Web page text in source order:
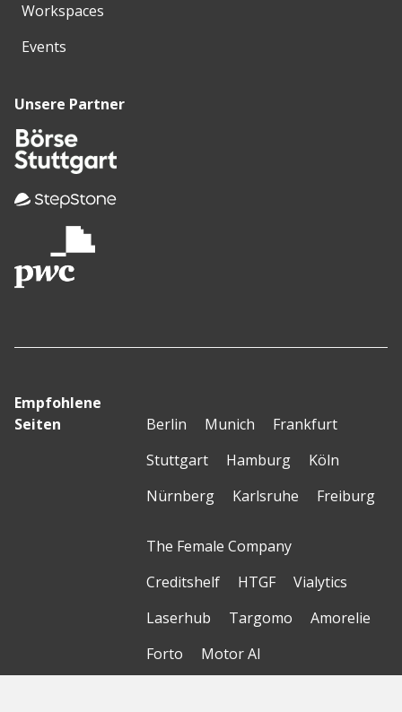
Workspaces
Events
Unsere Partner
Empfohlene
Seiten
Berlin Munich
Frankfurt
Stuttgart
Hamburg
Köln
Nürnberg
Karlsruhe Freiburg
The Female Company
Creditshelf
HTGF
Vialytics
Laserhub
Targomo
Amorelie
Forto
Motor AI